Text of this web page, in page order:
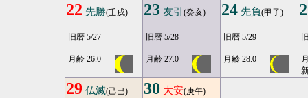
22 先勝(壬戌)
旧暦 5/27
月齢 26.0
23 友引 (癸亥)
旧暦 5/28
月齢 27.0
24 先負(甲子)
旧暦 5/29
月齢 28.0
29 仏滅(己巳) 30 大安(庚午)